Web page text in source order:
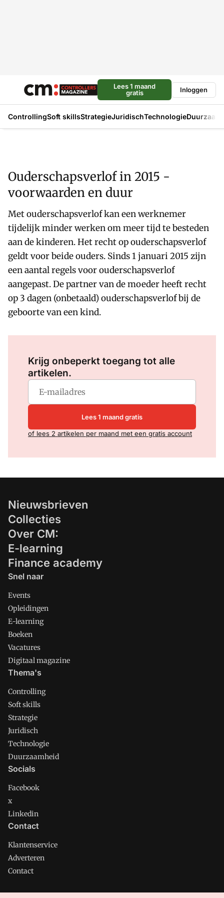
Lees 1 maand
gratis
Inloggen
ControllingSoft skillsStrategieJuridischTechnologie
Ouderschapsverlof in 2015 -
voorwaarden en duur
Met ouderschapsverlof kan een werknemer
tijdelijk minder werken om meer tijd te besteden
aan de kinderen. Het recht op ouderschapsverlof
geldt voor beide ouders. Sinds 1 januari 2015 zijn
een aantal regels voor ouderschapsverlof
aangepast. De partner van de moeder heeft recht
op 3 dagen (onbetaald) ouderschapsverlof bij de
geboorte van een kind.
Krijg onbeperkt toegang tot alle
artikelen.
Lees 1 maand gratis
of lees 2 artikelen per maand met een gratis account
Nieuwsbrieven
Collecties
Over CM:
E-learning
Finance academy
Snel naar
Events
Opleidingen
E-learning
Boeken
Vacatures
Digitaal magazine
Thema's
Controlling
Soft skills
Strategie
Juridisch
Technologie
Duurzaamheid
Socials
Facebook
x
Linkedin
Contact
Klantenservice
Adverteren
Contact